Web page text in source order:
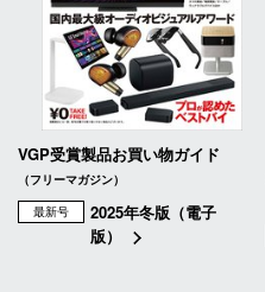
VGP受賞製品お買い物ガイド
（フリーマガジン）
最新号
2025年冬版（電子
版）